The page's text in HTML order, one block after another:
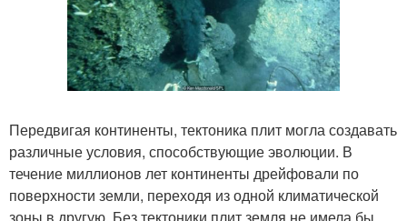
Передвигая континенты, тектоника плит могла создавать
различные условия, способствующие эволюции. В
течение миллионов лет континенты дрейфовали по
поверхности земли, переходя из одной климатической
зоны в другую. Без тектоники плит земля не имела бы